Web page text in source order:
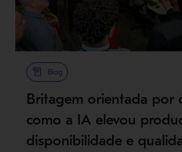
Blog
Britagem orientada por
como a IA elevou
disponibilidade e